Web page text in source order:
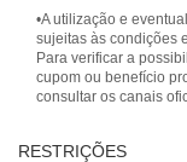
•A utilização e
sujeitas às condições
Para verificar a
cupom ou benefício
consultar os canais
RESTRIÇÕES